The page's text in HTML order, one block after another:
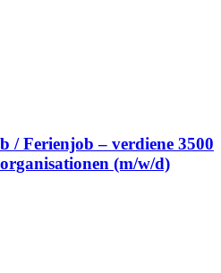
/ Ferienjob – verdiene 3500
(m/w/d)